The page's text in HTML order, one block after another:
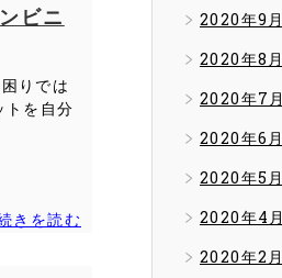
ビニ
りでは
トを自分
きを読む
2020年9月
2020年8月
2020年7月
2020年6月
2020年5月
2020年4月
2020年2月